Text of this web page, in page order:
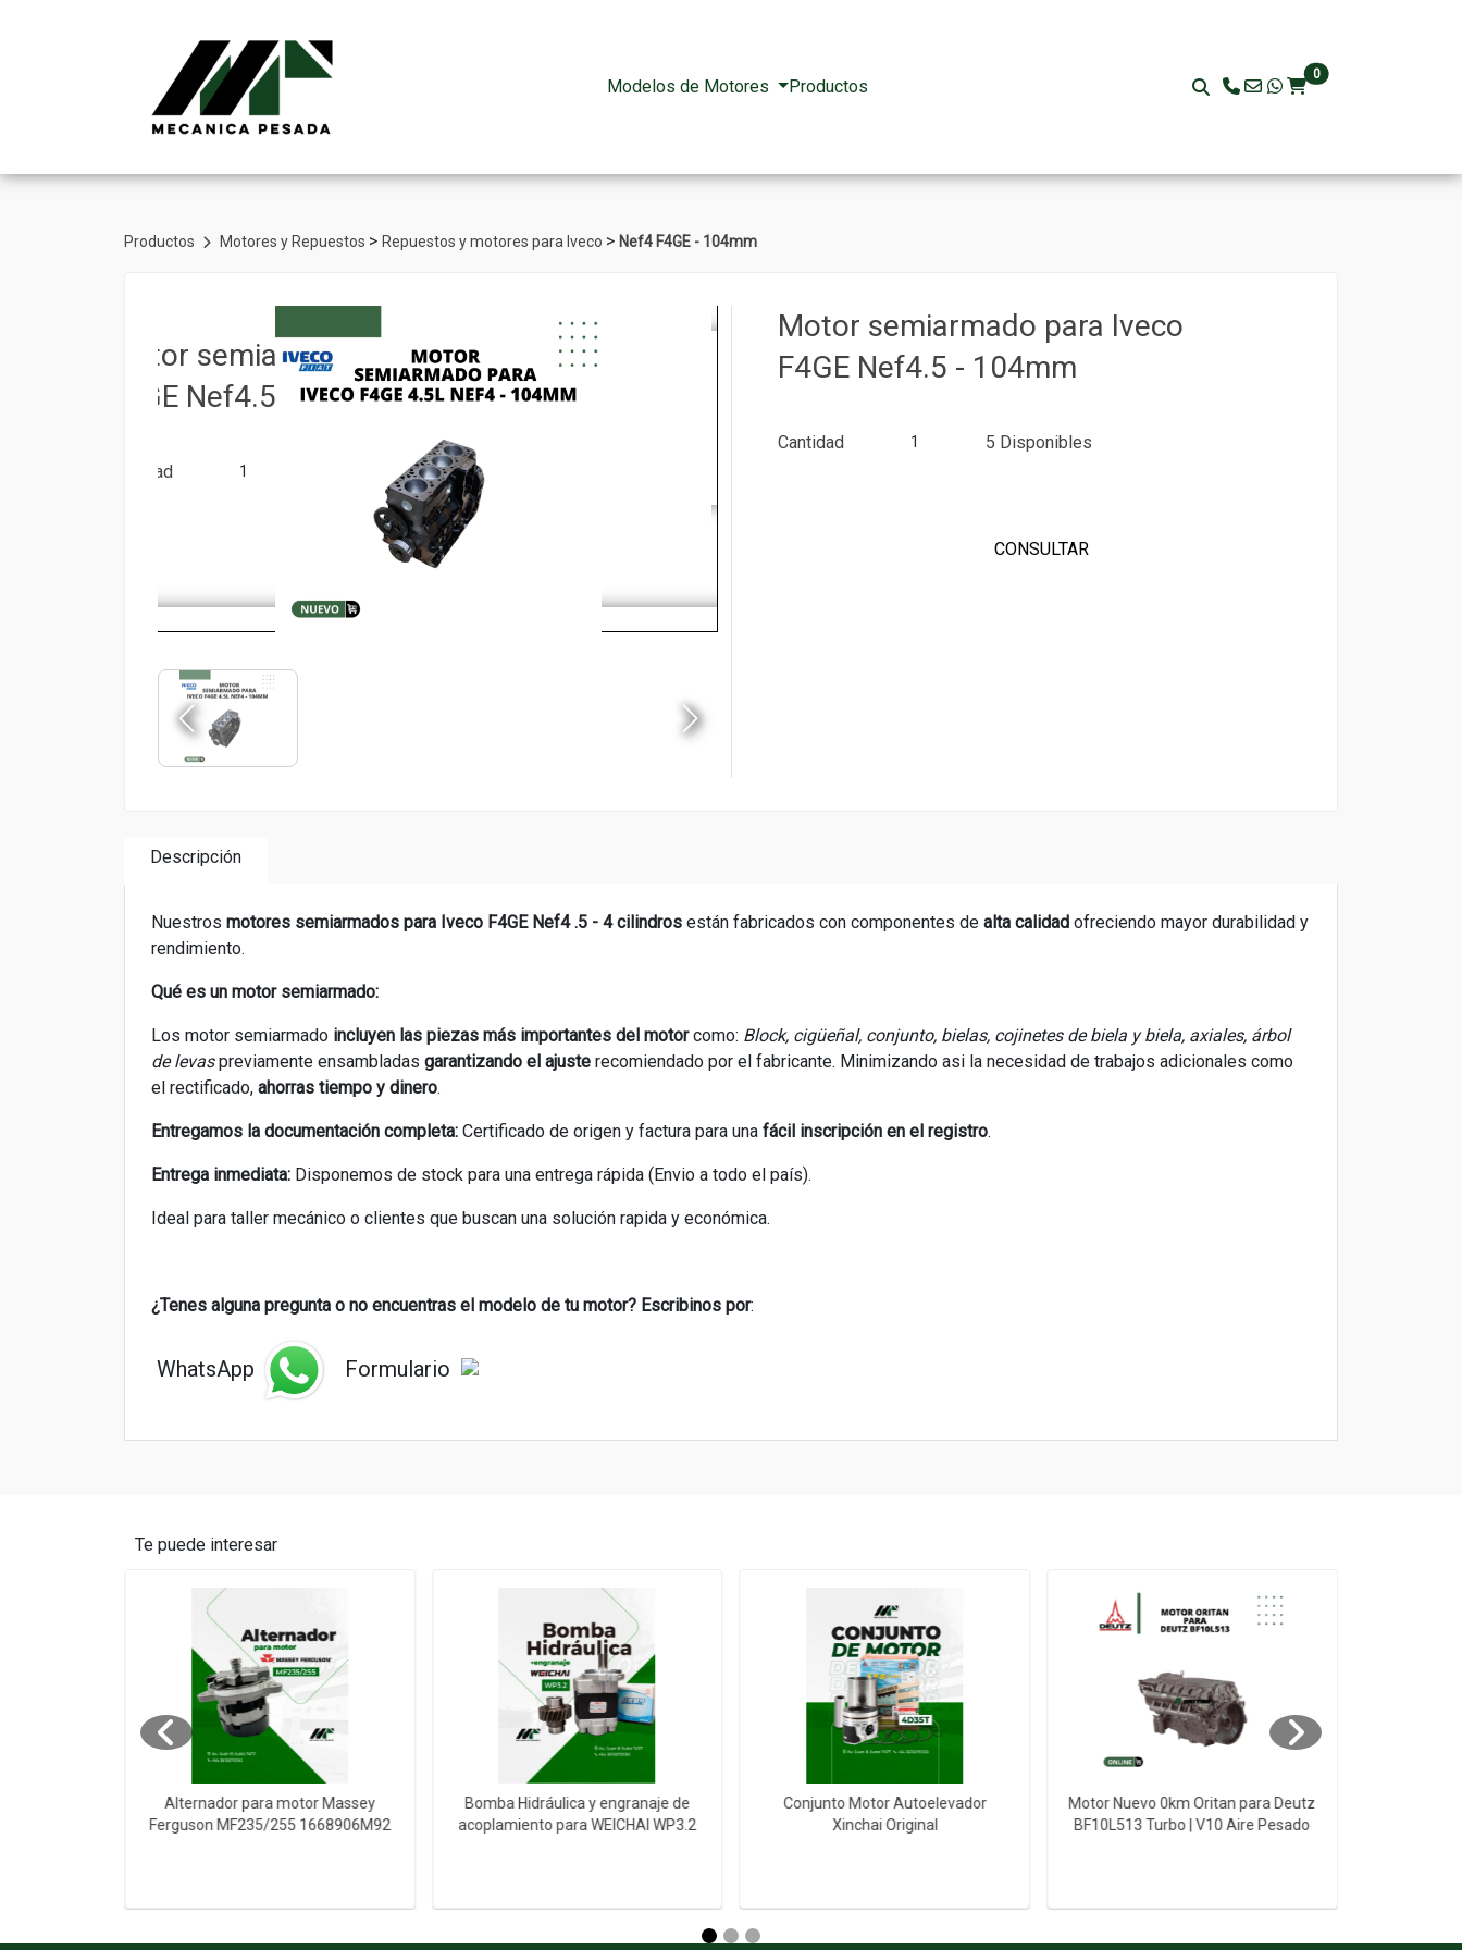
Modelos de Motores Productos
0
Productos Motores y Repuestos > Repuestos y motores para Iveco > Nef4 F4GE - 104mm
Motor semiarmado para Iveco
F4GE Nef4.5 - 104mm
Cantidad 5 Disponibles
CONSULTAR
Descripción
Nuestros motores semiarmados para Iveco F4GE Nef4 .5 - 4 cilindros están fabricados con componentes de alta calidad ofreciendo mayor durabilidad y
rendimiento.
Qué es un motor semiarmado:
Los motor semiarmado incluyen las piezas más importantes del motorcomo: Block, cigüeñal, conjunto, bielas, cojinetes de biela y biela, axiales, árbol
de levaspreviamente ensambladas garantizando el ajuste recomiendado por el fabricante. Minimizando asi la necesidad de trabajos adicionales como
el rectificado, ahorras tiempo y dinero.
Entregamos la documentación completa: Certificado de origen y factura para una fácil inscripción en el registro.
Entrega inmediata: Disponemos de stock para una entrega rápida (Envio a todo el país).
Ideal para taller mecánico o clientes que buscan una solución rapida y económica.
¿Tenes alguna pregunta o no encuentras el modelo de tu motor? Escribinos por:
WhatsApp Formulario
Te puede interesar
Alternador para motor Massey
Ferguson MF235/255 1668906M92
Bomba Hidráulica y engranaje de
acoplamiento para WEICHAI WP3.2
Conjunto Motor Autoelevador
Xinchai Original
Motor Nuevo 0km Oritan para Deutz
BF10L513 Turbo | V10 Aire Pesado